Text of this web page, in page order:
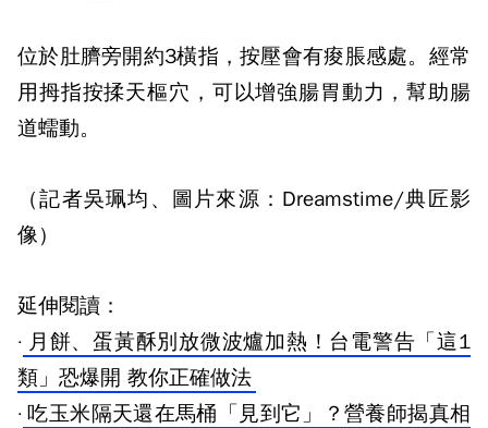
位於肚臍旁開約3橫指，按壓會有痠脹感處。經常
用拇指按揉天樞穴，可以增強腸胃動力，幫助腸
道蠕動。
（記者吳珮均、圖片來源：Dreamstime/典匠影
像）
延伸閱讀：
· 月餅、蛋黃酥別放微波爐加熱！台電警告「這1
類」恐爆開 教你正確做法
· 吃玉米隔天還在馬桶「見到它」？營養師揭真相